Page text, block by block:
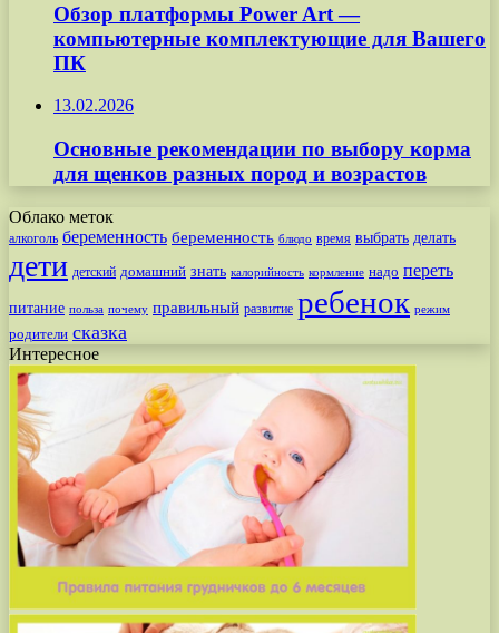
Обзор платформы Power Art —
компьютерные комплектующие для Вашего
ПК
13.02.2026
Основные рекомендации по выбору корма
для щенков разных пород и возрастов
Облако меток
алкоголь беременность беременность блюдо время выбрать делать
дети детский домашний знать калорийность кормление надо переть
питание польза почему правильный развитие ребенок режим
родители сказка
Интересное